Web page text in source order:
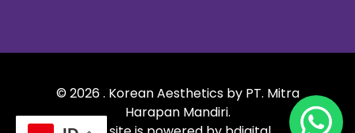
©2026. Korean Aesthetics by PT. Mitra
Harapan Mandiri.